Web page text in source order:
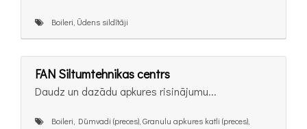
Boileri, Ūdens sildītāji
FAN Siltumtehnikas centrs
Daudz un dazādu apkures risinãjumu...
Boileri, Dūmvadi (preces), Granulu apkures katli (preces),